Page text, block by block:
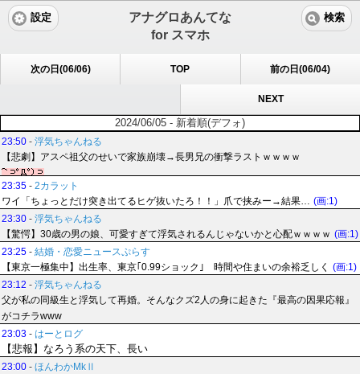
アナグロあんてな
for スマホ
設定 検索
次の日(06/06) TOP 前の日(06/04)
NEXT
2024/06/05 - 新着順(デフォ)
23:50 - 浮気ちゃんねる
【悲劇】アスペ祖父のせいで家族崩壊→長男兄の衝撃ラストｗｗｗｗ
23:35 - 2カラット
ワイ「ちょっとだけ突き出てるヒゲ抜いたろ！！」爪で挟みー→結果… (画:1)
23:30 - 浮気ちゃんねる
【驚愕】30歳の男の娘、可愛すぎて浮気されるんじゃないかと心配ｗｗｗｗ (画:1)
23:25 - 結婚・恋愛ニュースぷらす
【東京一極集中】出生率、東京｢0.99ショック｣ 時間や住まいの余裕乏しく (画:1)
23:12 - 浮気ちゃんねる
父が私の同級生と浮気して再婚。そんなクズ2人の身に起きた『最高の因果応報』
がコチラwww
23:03 - はーとログ
【悲報】なろう系の天下、長い
23:00 - ほんわかMkⅡ